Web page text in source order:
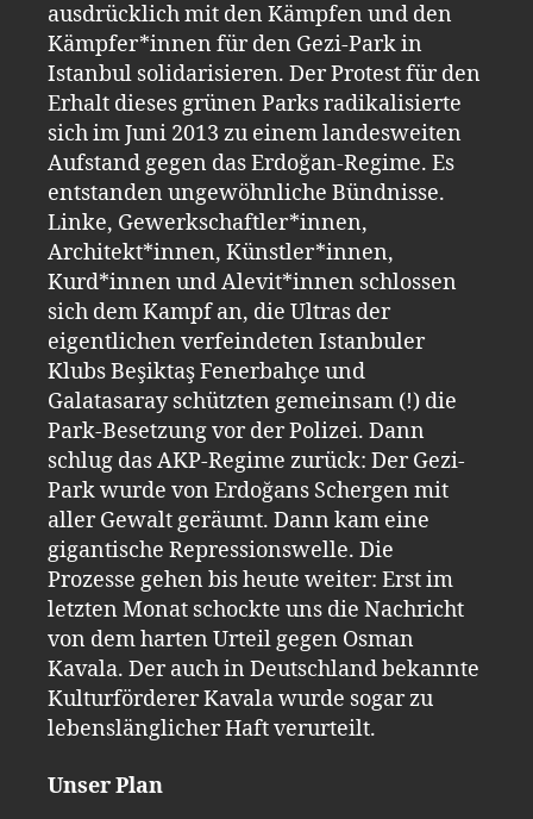
ausdrücklich mit den Kämpfen und den
Kämpfer*innen für den Gezi-Park in
Istanbul solidarisieren. Der Protest für den
Erhalt dieses grünen Parks radikalisierte
sich im Juni 2013 zu einem landesweiten
Aufstand gegen das Erdoğan-Regime. Es
entstanden ungewöhnliche Bündnisse.
Linke, Gewerkschaftler*innen,
Architekt*innen, Künstler*innen,
Kurd*innen und Alevit*innen schlossen
sich dem Kampf an, die Ultras der
eigentlichen verfeindeten Istanbuler
Klubs Beşiktaş Fenerbahçe und
Galatasaray schützten gemeinsam (!) die
Park-Besetzung vor der Polizei. Dann
schlug das AKP-Regime zurück: Der Gezi-
Park wurde von Erdoğans Schergen mit
aller Gewalt geräumt. Dann kam eine
gigantische Repressionswelle. Die
Prozesse gehen bis heute weiter: Erst im
letzten Monat schockte uns die Nachricht
von dem harten Urteil gegen Osman
Kavala. Der auch in Deutschland bekannte
Kulturförderer Kavala wurde sogar zu
lebenslänglicher Haft verurteilt.
Unser Plan